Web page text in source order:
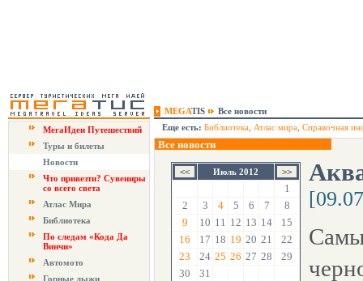
MEGATIS
Все новости
МегаИдеи Путешествий
Туры и билеты
Новости
Что привезти? Сувениры
со всего света
Атлас Мира
Библиотека
По следам «Кода Да
Винчи»
Автомото
Горные лыжи
Еще есть: Библиотека Атлас мира Справочная
Все новости
Июль 2012
1
2
3 4 5 6 7
8
9
10 11 12 13 14
15
16
17 18 19 20 21
22
23
24 25 26 27 28
29
30
31